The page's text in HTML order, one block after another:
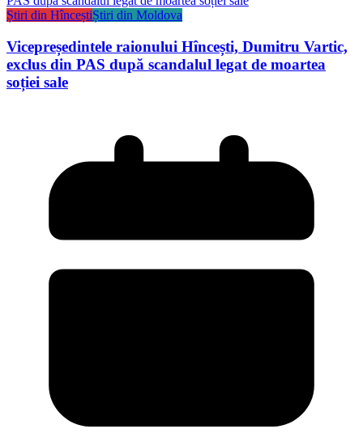
Știri din HînceștiȘtiri din Moldova
Vicepreședintele raionului Hîncești, Dumitru Vartic,
exclus din PAS după scandalul legat de moartea
soției sale